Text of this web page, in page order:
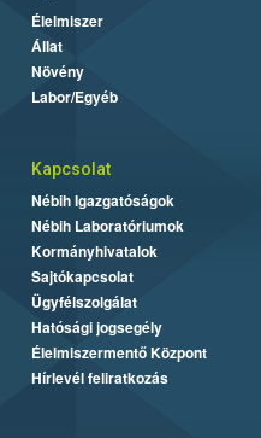
Élelmiszer
Állat
Növény
Labor/Egyéb
Kapcsolat
Nébih Igazgatóságok
Nébih Laboratóriumok
Kormányhivatalok
Sajtókapcsolat
Ügyfélszolgálat
Hatósági jogsegély
Élelmiszermentő Központ
Hírlevél feliratkozás